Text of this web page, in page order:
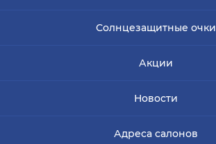
Солнцезащитные очки
Акции
Новости
Адреса салонов